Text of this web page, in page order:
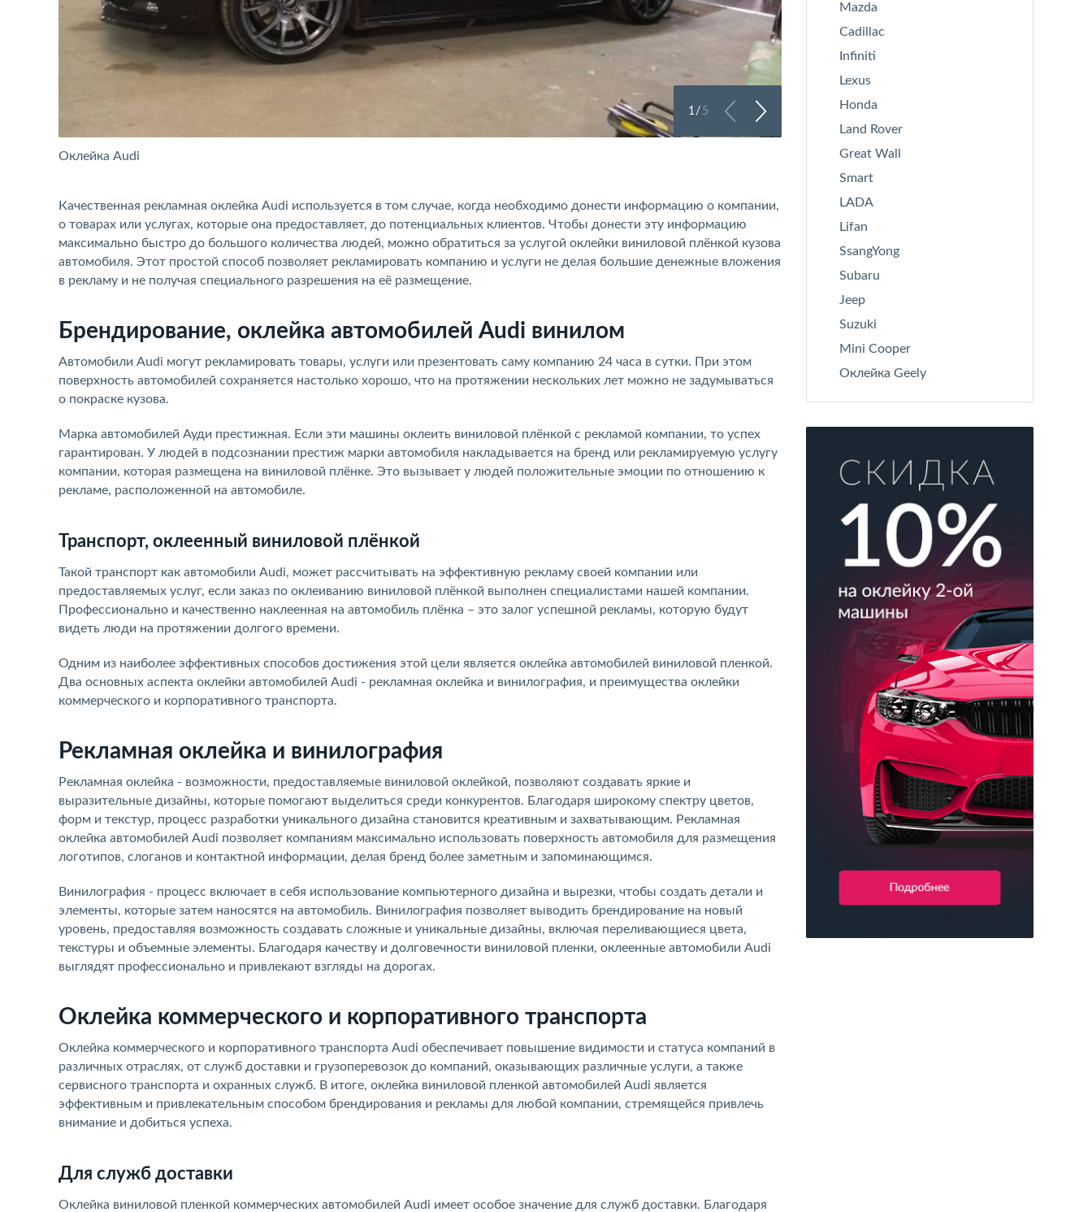
Оклейка Audi Оклейка Audi
1/5
Качественная рекламная оклейка Audi используется в том случае, когда необходимо донести информацию о компании,
о товарах или услугах, которые она предоставляет, до потенциальных клиентов. Чтобы донести эту информацию
максимально быстро до большого количества людей, можно обратиться за услугой оклейки виниловой плёнкой кузова
автомобиля. Этот простой способ позволяет рекламировать компанию и услуги не делая большие денежные вложения
в рекламу и не получая специального разрешения на её размещение.
Брендирование, оклейка автомобилей Audi винилом
Автомобили Audi могут рекламировать товары, услуги или презентовать саму компанию 24 часа в сутки. При этом
поверхность автомобилей сохраняется настолько хорошо, что на протяжении нескольких лет можно не задумываться
о покраске кузова.
Марка автомобилей Ауди престижная. Если эти машины оклеить виниловой плёнкой с рекламой компании, то успех
гарантирован. У людей в подсознании престиж марки автомобиля накладывается на бренд или рекламируемую услугу
компании, которая размещена на виниловой плёнке. Это вызывает у людей положительные эмоции по отношению к
рекламе, расположенной на автомобиле.
Транспорт, оклеенный виниловой плёнкой
Такой транспорт как автомобили Audi, может рассчитывать на эффективную рекламу своей компании или
предоставляемых услуг, если заказ по оклеиванию виниловой плёнкой выполнен специалистами нашей компании.
Профессионально и качественно наклеенная на автомобиль плёнка – это залог успешной рекламы, которую будут
видеть люди на протяжении долгого времени.
Одним из наиболее эффективных способов достижения этой цели является оклейка автомобилей виниловой пленкой.
Два основных аспекта оклейки автомобилей Audi - рекламная оклейка и винилография, и преимущества оклейки
коммерческого и корпоративного транспорта.
Рекламная оклейка и винилография
Рекламная оклейка - возможности, предоставляемые виниловой оклейкой, позволяют создавать яркие и
выразительные дизайны, которые помогают выделиться среди конкурентов. Благодаря широкому спектру цветов,
форм и текстур, процесс разработки уникального дизайна становится креативным и захватывающим. Рекламная
оклейка автомобилей Audi позволяет компаниям максимально использовать поверхность автомобиля для размещения
логотипов, слоганов и контактной информации, делая бренд более заметным и запоминающимся.
Винилография - процесс включает в себя использование компьютерного дизайна и вырезки, чтобы создать детали и
элементы, которые затем наносятся на автомобиль. Винилография позволяет выводить брендирование на новый
уровень, предоставляя возможность создавать сложные и уникальные дизайны, включая переливающиеся цвета,
текстуры и объемные элементы. Благодаря качеству и долговечности виниловой пленки, оклеенные автомобили Audi
выглядят профессионально и привлекают взгляды на дорогах.
Оклейка коммерческого и корпоративного транспорта
Оклейка коммерческого и корпоративного транспорта Audi обеспечивает повышение видимости и статуса компаний в
различных отраслях, от служб доставки и грузоперевозок до компаний, оказывающих различные услуги, а также
сервисного транспорта и охранных служб. В итоге, оклейка виниловой пленкой автомобилей Audi является
эффективным и привлекательным способом брендирования и рекламы для любой компании, стремящейся привлечь
внимание и добиться успеха.
Для служб доставки
Оклейка виниловой пленкой коммерческих автомобилей Audi имеет особое значение для служб доставки. Благодаря
Mazda
Cadillac
Infiniti
Lexus
Honda
Land Rover
Great Wall
Smart
LADA
Lifan
SsangYong
Subaru
Jeep
Suzuki
Mini Cooper
Оклейка Geely